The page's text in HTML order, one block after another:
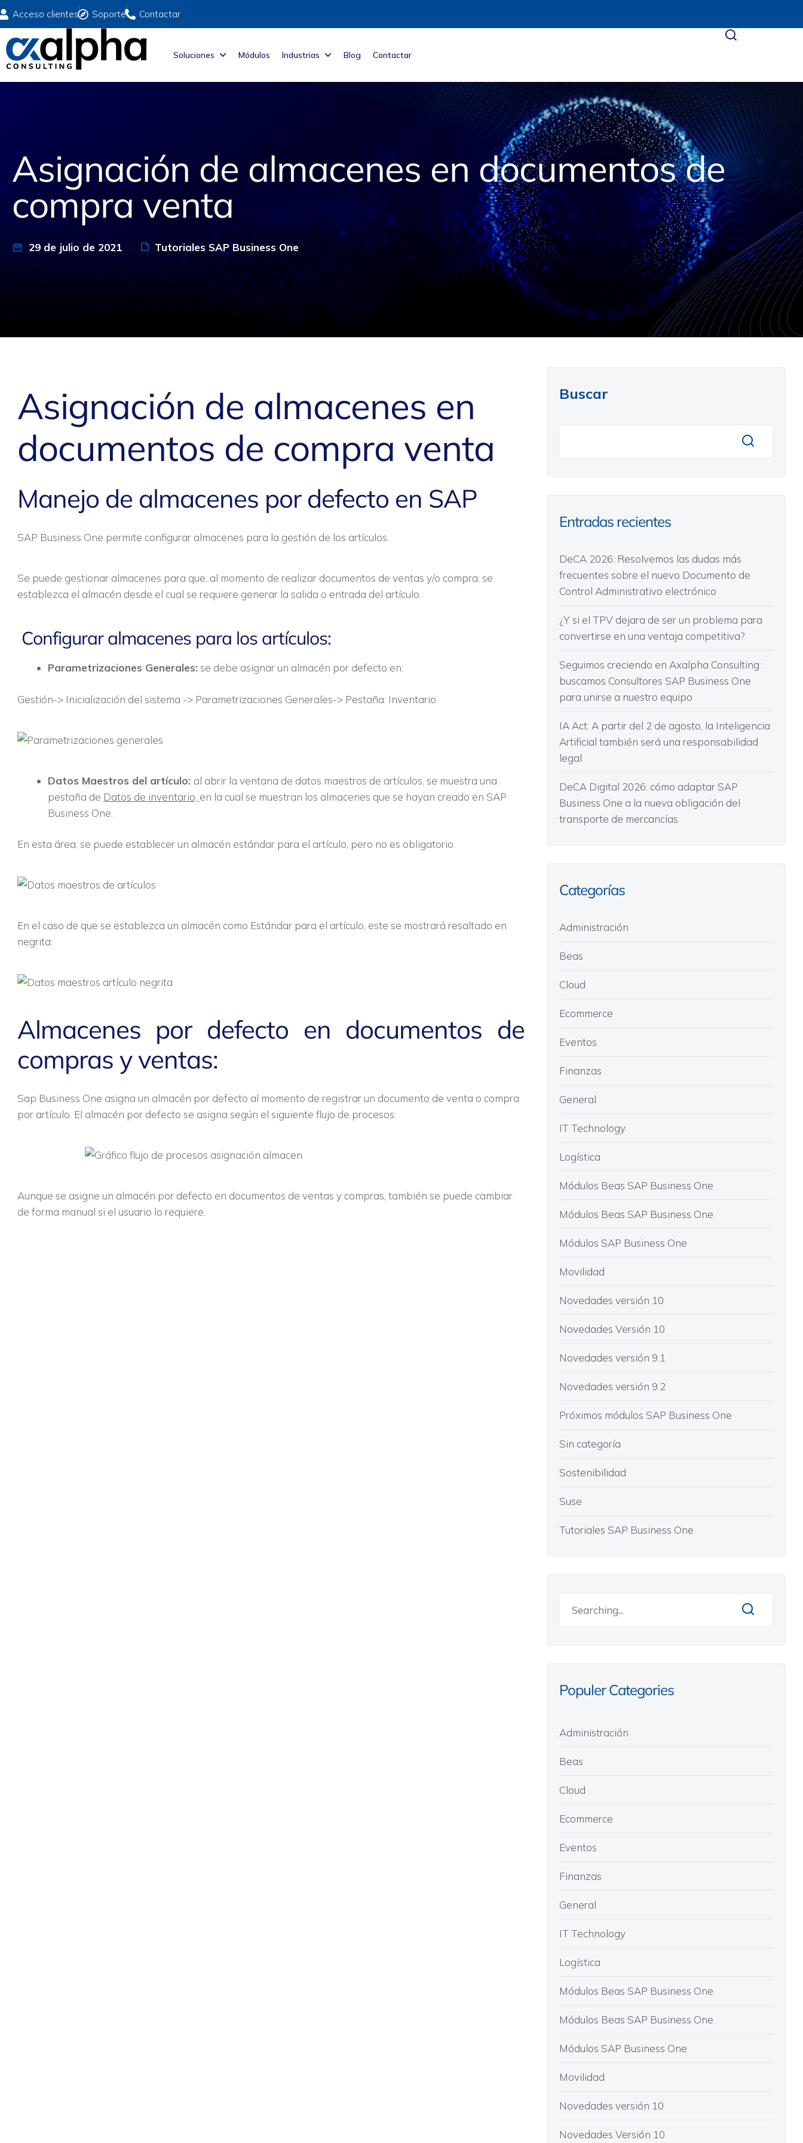
Acceso clientes Soporte Contactar
Soluciones Módulos Industrias Blog Contactar
Asignación de almacenes en documentos de
compra venta
29 de julio de 2021 Tutoriales SAP Business One
Asignación de almacenes en
documentos de compra venta
Manejo de almacenes por defecto en SAP
SAP Business One permite configurar almacenes para la gestión de los artículos.
Se puede gestionar almacenes para que, al momento de realizar documentos de ventas y/o compra, se
establezca el almacén desde el cual se requiere generar la salida o entrada del artículo.
Configurar almacenes para los artículos:
Parametrizaciones Generales: se debe asignar un almacén por defecto en:
Gestión-> Inicialización del sistema -> Parametrizaciones Generales-> Pestaña: Inventario.
Datos Maestros del artículo: al abrir la ventana de datos maestros de artículos, se muestra una
pestaña de Datos de inventario, en la cual se muestran los almacenes que se hayan creado en SAP
Business One.
En esta área, se puede establecer un almacén estándar para el artículo, pero no es obligatorio.
En el caso de que se establezca un almacén como Estándar para el artículo, este se mostrará resaltado en
negrita:
Almacenes por defecto en documentos de
compras y ventas:
Sap Business One asigna un almacén por defecto al momento de registrar un documento de venta o compra
por artículo. El almacén por defecto se asigna según el siguiente flujo de procesos:
Aunque se asigne un almacén por defecto en documentos de ventas y compras, también se puede cambiar
de forma manual si el usuario lo requiere.
Buscar
Entradas recientes
DeCA 2026: Resolvemos las dudas más
frecuentes sobre el nuevo Documento de
Control Administrativo electrónico
¿Y si el TPV dejara de ser un problema para
convertirse en una ventaja competitiva?
Seguimos creciendo en Axalpha Consulting:
buscamos Consultores SAP Business One
para unirse a nuestro equipo
IA Act: A partir del 2 de agosto, la Inteligencia
Artificial también será una responsabilidad
legal
DeCA Digital 2026: cómo adaptar SAP
Business One a la nueva obligación del
transporte de mercancías
Categorías
Administración
Beas
Cloud
Ecommerce
Eventos
Finanzas
General
IT Technology
Logística
Módulos Beas SAP Business One
Módulos Beas SAP Business One
Módulos SAP Business One
Movilidad
Novedades versión 10
Novedades Versión 10
Novedades versión 9.1
Novedades versión 9.2
Próximos módulos SAP Business One
Sin categoría
Sostenibilidad
Suse
Tutoriales SAP Business One
Populer Categories
Administración
Beas
Cloud
Ecommerce
Eventos
Finanzas
General
IT Technology
Logística
Módulos Beas SAP Business One
Módulos Beas SAP Business One
Módulos SAP Business One
Movilidad
Novedades versión 10
Novedades Versión 10